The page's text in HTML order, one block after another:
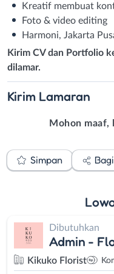
Kreatif membuat
Foto & video editing
Harmoni, Jakarta
Kirim CV dan Portfolio
dilamar.
Kirim Lamaran
Mohon maaf,
Simpan
Dibutuhkan
Admin -
Kikuko Florist